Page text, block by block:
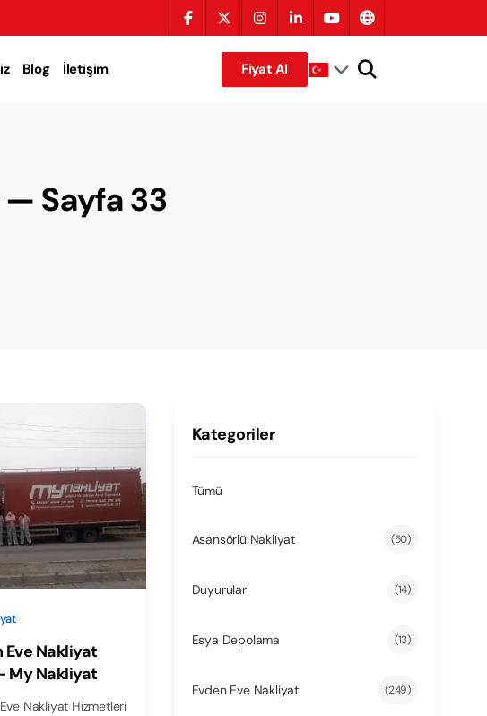
Blog İletişim Fiyat Al
— Sayfa 33
Eve Nakliyat
My Nakliyat
Nakliyat Hizmetleri
Kategoriler
Tümü
Asansörlü Nakliyat (50)
Duyurular (14)
Esya Depolama (13)
Evden Eve Nakliyat (249)